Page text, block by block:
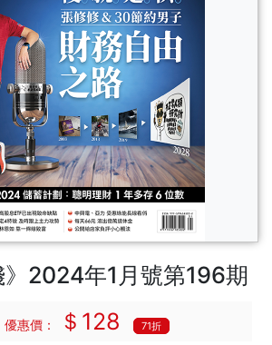
》2024年1月號第196期
優惠價： ＄128 71折